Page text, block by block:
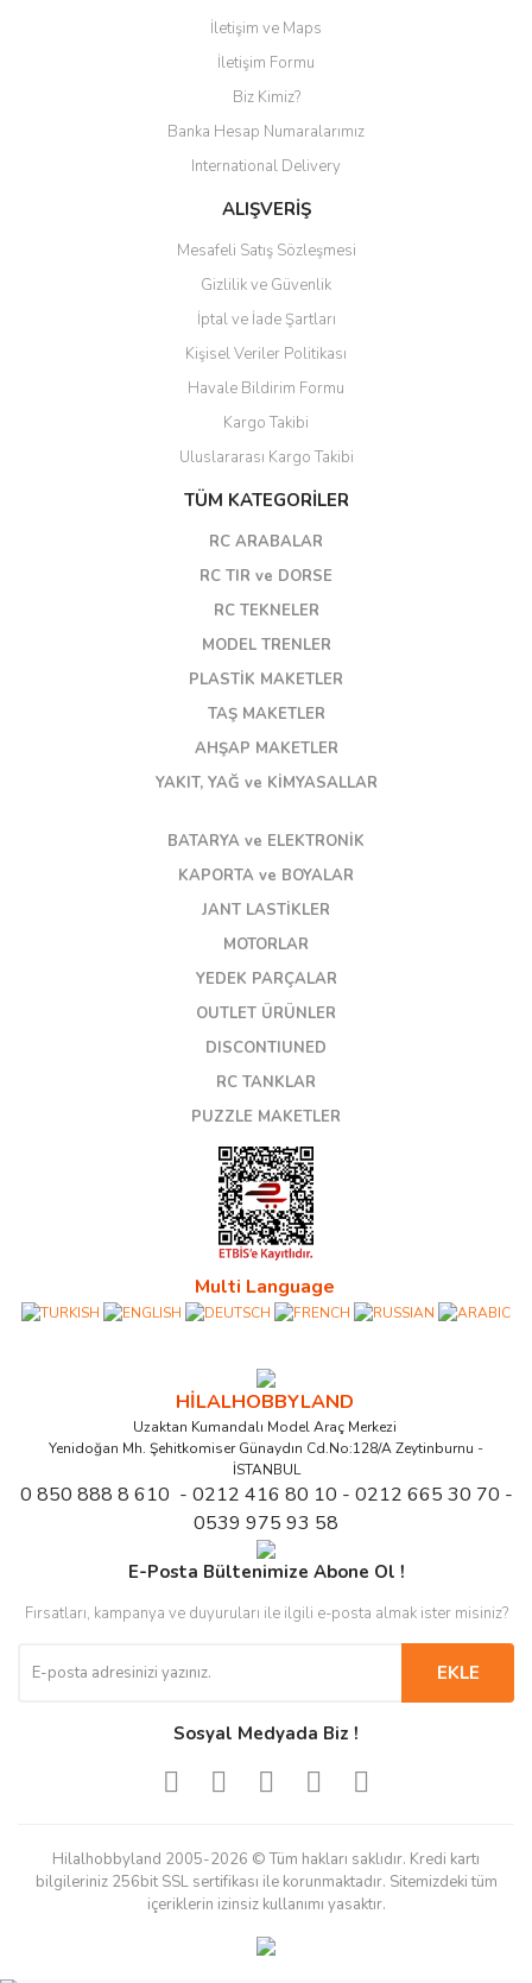
Yorum Yaz
İletişim ve Maps
İletişim Formu
Biz Kimiz?
Banka Hesap Numaralarımız
International Delivery
ALIŞVERİŞ
Mesafeli Satış Sözleşmesi
Gizlilik ve Güvenlik
İptal ve İade Şartları
Kişisel Veriler Politikası
Havale Bildirim Formu
Kargo Takibi
Uluslararası Kargo Takibi
TÜM KATEGORİLER
RC ARABALAR
RC TIR ve DORSE
RC TEKNELER
MODEL TRENLER
PLASTİK MAKETLER
TAŞ MAKETLER
AHŞAP MAKETLER
YAKIT, YAĞ ve KİMYASALLAR
BATARYA ve ELEKTRONİK
KAPORTA ve BOYALAR
JANT LASTİKLER
MOTORLAR
YEDEK PARÇALAR
OUTLET ÜRÜNLER
DISCONTIUNED
RC TANKLAR
PUZZLE MAKETLER
Multi Language
HİLALHOBBYLAND
Uzaktan Kumandalı Model Araç Merkezi
Yenidoğan Mh. Şehitkomiser Günaydın Cd.No:128/A Zeytinburnu -
İSTANBUL
0 850 888 8 610 - 0212 416 80 10 - 0212 665 30 70 -
0539 975 93 58
E-Posta Bültenimize Abone Ol !
Fırsatları, kampanya ve duyuruları ile ilgili e-posta almak ister misiniz?
EKLE
Sosyal Medyada Biz !
Hilalhobbyland 2005-2026 © Tüm hakları saklıdır. Kredi kartı
bilgileriniz 256bit SSL sertifikası ile korunmaktadır. Sitemizdeki tüm
içeriklerin izinsiz kullanımı yasaktır.